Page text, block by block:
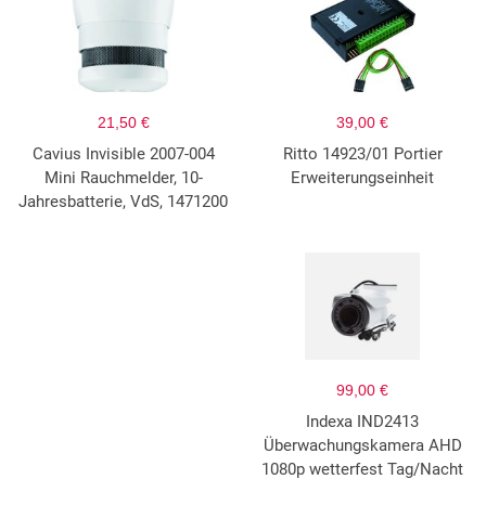
21,50 €
Cavius Invisible 2007-004
Mini Rauchmelder, 10-
Jahresbatterie, VdS, 1471200
39,00 €
Ritto 14923/01 Portier
Erweiterungseinheit
99,00 €
Indexa IND2413
Überwachungskamera AHD
1080p wetterfest Tag/Nacht